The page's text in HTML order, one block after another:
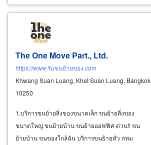
The One Move Part., Ltd.
https://www.รับขนย้ายของ.com
Khwang Suan Luang, Khet Suan Luang, Bangkok
10250
1.บริการขนย้ายสิ่งของขนาดเล็ก ขนย้ายสิ่งของ
ขนาดใหญ่ ขนย้ายบ้าน ขนย้ายออฟฟิศ ด่วน!! ขน
ย้ายบ้าน ขนของใกล้ฉัน บริการขนย้ายทั่ว กทม